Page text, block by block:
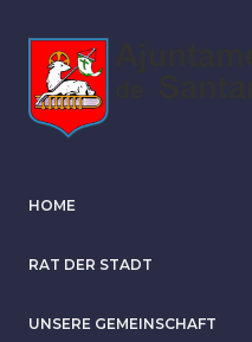
zum
Inhalt
HOME
RAT DER STADT
UNSERE GEMEINSCHAFT